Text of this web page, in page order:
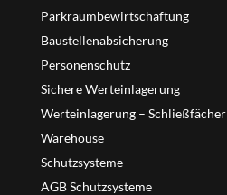
Parkraumbewirtschaftung
Baustellenabsicherung
Personenschutz
Sichere Werteinlagerung
Werteinlagerung – Schließfächer
Warehouse
Schutzsysteme
AGB Schutzsysteme